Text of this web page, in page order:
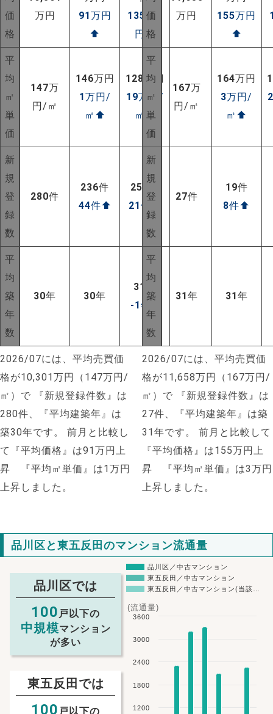
NEW!
価
格
万円
91万円
⬆
1357万
円 ⬆
平
均
㎡
単
価
147万
円/㎡
146万円
1万円/
㎡ ⬆
128 万円
19万円/
㎡ ⬆
新
規
登
録
数
280件
236件
44件⬆
259 件
21件
平
均
築
年
数
30年 30年
31
-1年
2026/07には、平均売買価
格が10,301万円（147万円/
㎡）で 『新規登録件数』は
280件、『平均建築年』は
築30年です。
前月と比較し
て『平均価格』は91万円上
昇 『平均㎡単価』は1万円
上昇しました。
価
格
万円
155万円
⬆
平
均
㎡
単
価
167万
円/㎡
164万円
3万円/
㎡ ⬆
新
規
登
録
数
27件
19件
8件⬆
平
均
築
年
数
31年 31年
2026/07には、平均売買価
格が11,658万円（167万円/
㎡）で 『新規登録件数』は
27件、『平均建築年』は築
31年です。
前月と比較して
『平均価格』は155万円上
昇 『平均㎡単価』は3万円
上昇しました。
品川区と東五反田のマンション流通量
品川区では
100 戸以下の
中規模マンション
が多い
東五反田では
100 戸以下の
(流通量)
品川区／中古マンション
東五反田／中古マンション
東五反田／中古マンション(当該…
1200
1800
2400
3000
3600